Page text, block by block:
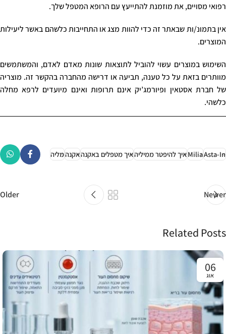
רפואי מסויים, את מוזמנת להתייעץ עם הרופא המטפל שלך.
אין בתמונ/ות שבאתר זה כדי להוות מצג או התחייבות כלשהם באשר ליעילות
המוצרים.
השימוש במוצרים עשוי להוביל לתוצאות שונות מאדם לאדם, והמשתמשים
מוותרים בזאת על כל טענה, תביעה או דרישה מהחברה בהקשר זה. מוצריה
של חברת אסטאין ופיורמג’יק אינם תרופות ואינם מיועדים לרפא מחלה
כלשהי.
Asta-In
Miliaאיך להיפטר ממיליהאיך מטפלים באקנהאקנהמליה
Newer
Older
Related Posts
06
אוג